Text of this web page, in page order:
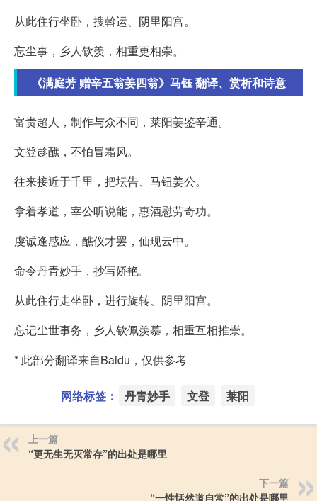
从此住行坐卧，搜斡运、阴里阳宫。
忘尘事，乡人钦羡，相重更相崇。
《满庭芳 赠辛五翁姜四翁》马钰 翻译、赏析和诗意
富贵超人，制作与众不同，莱阳姜鉴辛通。
文登趁醮，不怕冒霜风。
往来接近于千里，把坛告、马钮姜公。
拿着孝道，宰公听说能，惠酒慰劳奇功。
虔诚逢感应，醮仪才罢，仙现云中。
命令丹青妙手，抄写娇艳。
从此住行走坐卧，进行旋转、阴里阳宫。
忘记尘世事务，乡人钦佩羡慕，相重互相推崇。
* 此部分翻译来自Baidu，仅供参考
网络标签： 丹青妙手 文登 莱阳
上一篇
“更无生无灭常存”的出处是哪里
下一篇
“一性恬然道自常”的出处是哪里